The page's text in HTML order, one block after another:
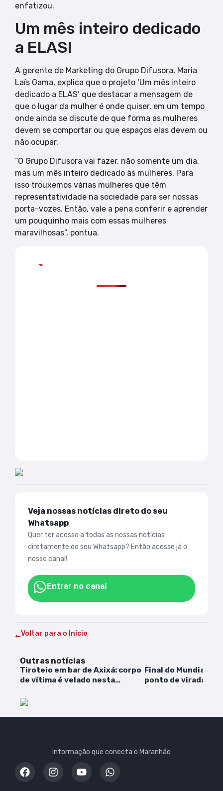
enfatizou.
Um mês inteiro dedicado
a ELAS!
A gerente de Marketing do Grupo Difusora, Maria
Laís Gama, explica que o projeto ‘Um mês inteiro
dedicado a ELAS’ que destacar a mensagem de
que o lugar da mulher é onde quiser, em um tempo
onde ainda se discute de que forma as mulheres
devem se comportar ou que espaços elas devem ou
não ocupar.
“O Grupo Difusora vai fazer, não somente um dia,
mas um mês inteiro dedicado às mulheres. Para
isso trouxemos várias mulheres que têm
representatividade na sociedade para ser nossas
porta-vozes. Então, vale a pena conferir e aprender
um pouquinho mais com essas mulheres
maravilhosas”, pontua.
Veja nossas notícias direto do seu
Whatsapp
Quer ter acesso a todas as nossas notícias
diretamente do seu Whatsapp? Então acesse já o
nosso canal!
Entrar no canal
Voltar para o Início
Outras notícias
Tiroteio em bar de Axixá: corpo
de vítima é velado nesta
Final do Mundial de
ponto de virada
Informação que conecta o Maranhão